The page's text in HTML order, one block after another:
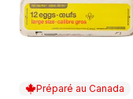
Préparé au Canada